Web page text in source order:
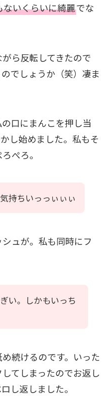
ないくらいに綺麗でな
ら反転してきたので
でしょうか（笑）凄ま
口にまんこを押し当
し始めました。私もそ
ぺろ。
持ちいっっぃぃぃ
ュが。私も同時にフ
い。しかもいっち
続けるのです。いった
てしまったのでお返し
し返しました。